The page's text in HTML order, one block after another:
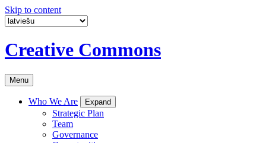
Skip to content
Creative Commons
Menu
Who We Are Expand
Strategic Plan
Team
Governance